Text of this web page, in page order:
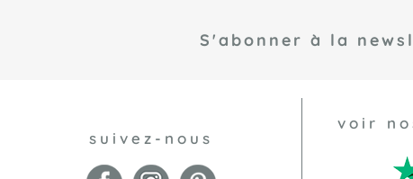
S'abonner à la
suivez-nous
voir